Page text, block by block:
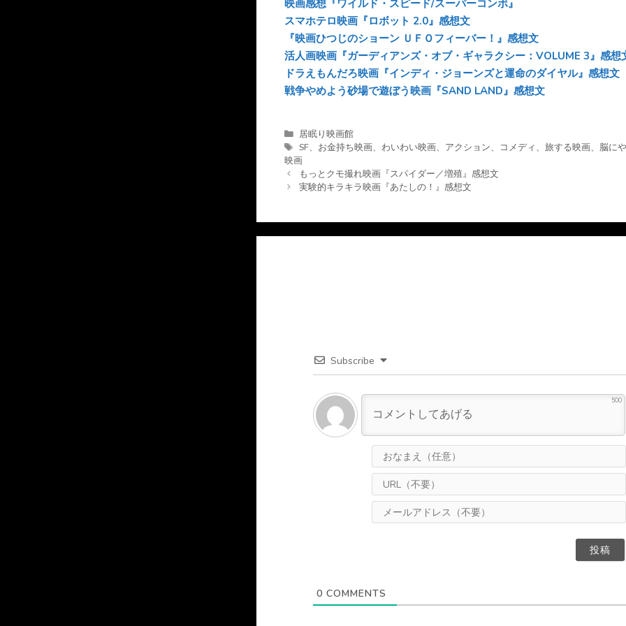
映画感想『ワイルド・スピード/スーパーコンボ』
スマホテロ映画『ロボット 2.0』感想文
『映画ひつじのショーン ＵＦＯフィーバー！』感想文
活人画映画『ガーディアンズ・オブ・ギャラクシー：VOLUME 3』感想
ドラえもんだろ映画『インディ・ジョーンズと運命のダイヤル』感想文
戦争やめよう砂場で遊ぼう映画『SAND LAND』感想文
カ
テ
ゴ
リ
ー
居眠り映画館
タ
グ
SF、 お金持ち映画、 わいわい映画、 アクション、 コメディ、 旅する映画、 脳に
映画
もっとクモ撮れ映画『スパイダー／増殖』感想文
実験的キラキラ映画『あたしの！』感想文
Subscribe
500
R
0 COMMENTS